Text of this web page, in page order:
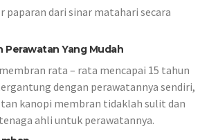
paparan dari sinar matahari secara
Perawatan Yang Mudah
rata – rata mencapai 15 tahun
dengan perawatannya sendiri,
kanopi membran tidaklah sulit dan
ahli untuk perawatannya.